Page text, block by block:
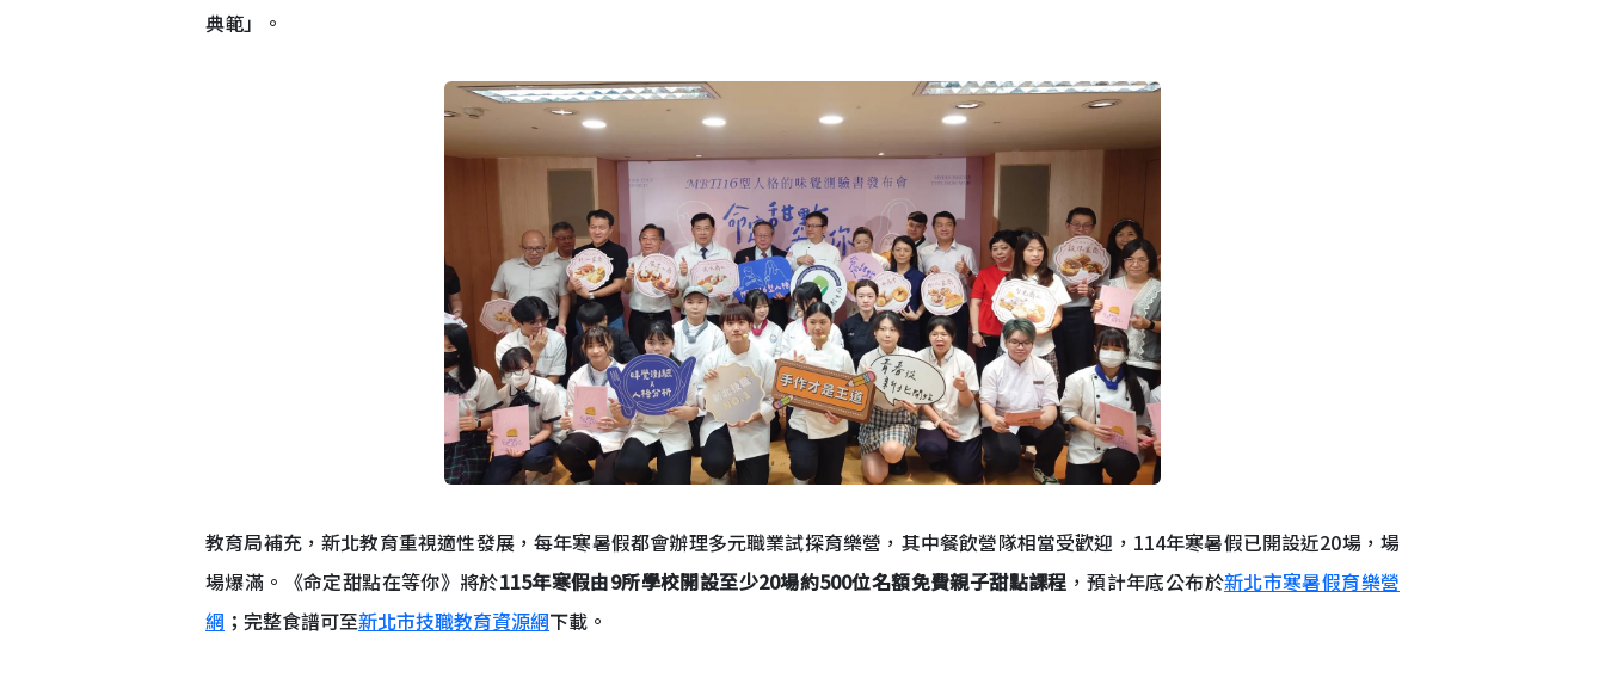
典範」。
教育局補充，新北教育重視適性發展，每年寒暑假都會辦理多元職業試探育樂營，其中餐飲營隊相當受歡迎，114年寒暑假已開設近20場，場
場爆滿。《命定甜點在等你》將於115年寒假由9所學校開設至少20場約500位名額免費親子甜點課程 ，預計年底公布於新北市寒暑假育樂營
網 ；完整食譜可至新北市技職教育資源網下載。